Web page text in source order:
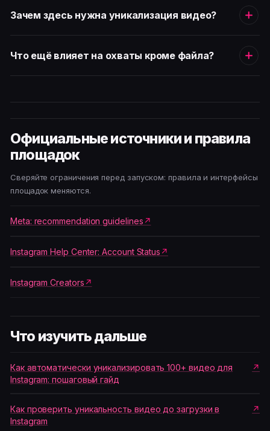
Зачем здесь нужна уникализация видео?
Что ещё влияет на охваты кроме файла?
Официальные источники и правила
площадок
Сверяйте ограничения перед запуском: правила и интерфейсы
площадок меняются.
Meta: recommendation guidelines
Instagram Help Center: Account Status
Instagram Creators
Что изучить дальше
Как автоматически уникализировать 100+ видео для
Instagram: пошаговый гайд
Как проверить уникальность видео до загрузки в
Instagram